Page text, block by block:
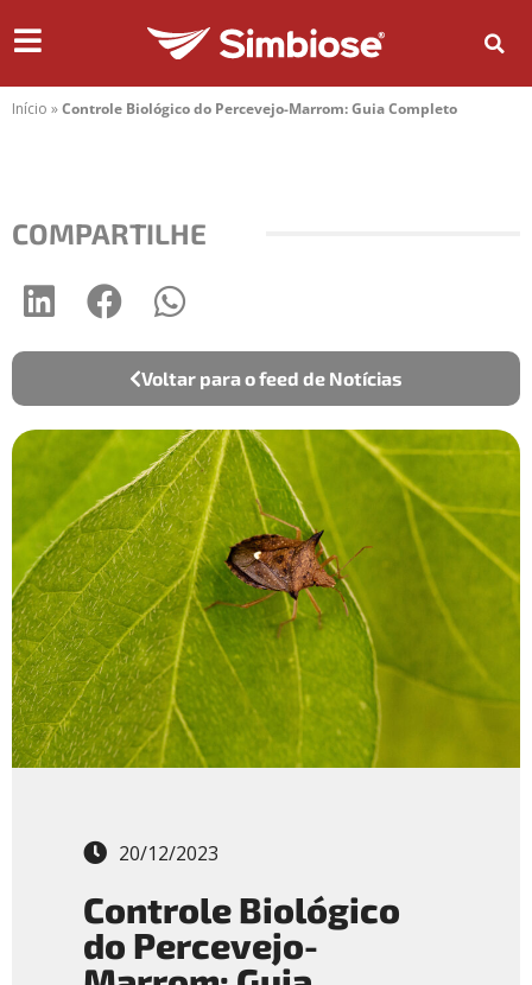
Início »Controle Biológico do Percevejo-Marrom: Guia Completo
COMPARTILHE
Voltar para o feed de Notícias
20/12/2023
Controle Biológico
do Percevejo-